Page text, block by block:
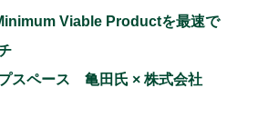
Viable Productを最速で
ペース 亀田氏 × 株式会社